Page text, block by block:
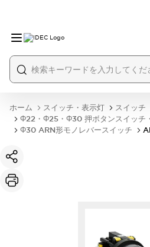
ホーム スイッチ・表示灯
スイッチ
Φ22・Φ25・Φ30 押ボタンスイッチ
Φ30 ARN形モノレバースイッチ